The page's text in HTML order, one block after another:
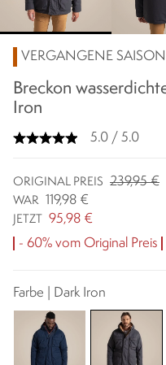
VERGANGENE SAISON
Breckon
Iron
5.0 / 5.0
ORIGINAL PREIS 239,95 €
WAR 119,98 €
JETZT 95,98 €
- 60% vom Original Preis
Farbe | Dark Iron